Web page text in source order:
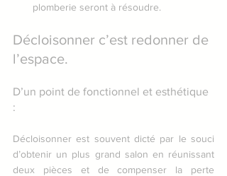
plomberie seront à résoudre.
Décloisonner c’est redonner de
l’espace.
D’un point de fonctionnel et esthétique
:
Décloisonner est souvent dicté par le souci
d’obtenir un plus grand salon en réunissant
deux pièces et de compenser la perte